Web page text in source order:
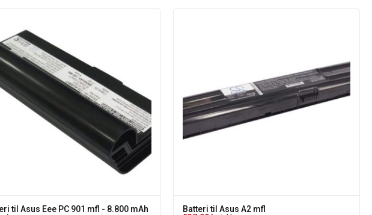
til Asus Eee PC 901 mfl - 8.800 mAh
Batteri til Asus A2 mfl